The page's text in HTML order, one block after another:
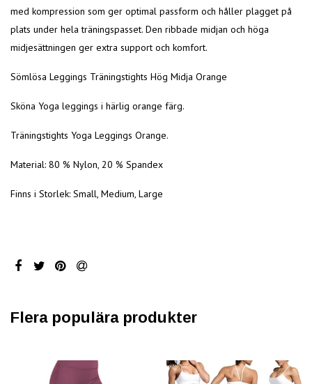
med kompression som ger optimal passform och håller plagget på
plats under hela träningspasset. Den ribbade midjan och höga
midjesättningen ger extra support och komfort.
Sömlösa Leggings Träningstights Hög Midja Orange
Sköna Yoga leggings i härlig orange färg.
Träningstights Yoga Leggings Orange.
Material: 80 % Nylon, 20 % Spandex
Finns i Storlek: Small, Medium, Large
Flera populära produkter